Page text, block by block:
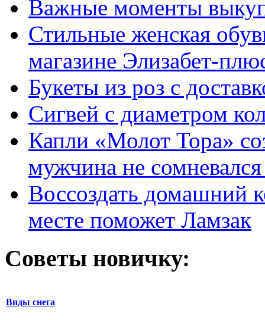
Важные моменты
Стильные женская
магазине Элизабет-
Букеты из роз с
Сигвей с диаметром
Капли «Молот Тора»
мужчина не
Воссоздать домашний
месте поможет Ламзак
Советы новичку:
Виды снега